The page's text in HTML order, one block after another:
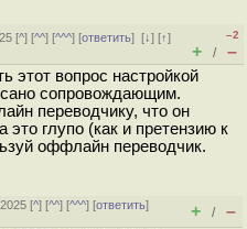
[^] [^^] [^^^] [ответить][↓] [↑]
–2
+ / –
этот вопрос настройкой
сопровождающим.
переводчику, что он
это глупо (как и претензию к
оффлайн переводчик.
[^] [^^] [^^^] [ответить]
+ / –